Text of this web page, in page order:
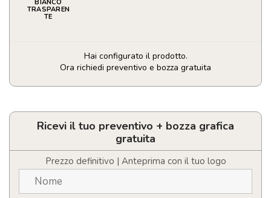
BIANCO
TRASPAREN
TE
Hai configurato il prodotto.
Ora richiedi preventivo e bozza gratuita
Bicchiere
rivestimento
speciale
44
quantità
Ricevi il tuo preventivo + bozza grafica
gratuita
Prezzo definitivo | Anteprima con il tuo logo